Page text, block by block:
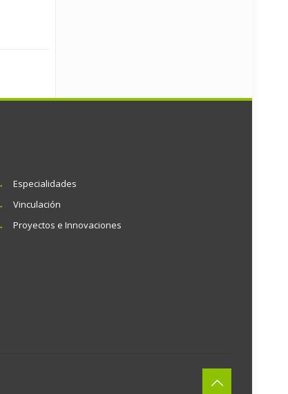
Especialidades
Vinculación
Proyectos e Innovaciones